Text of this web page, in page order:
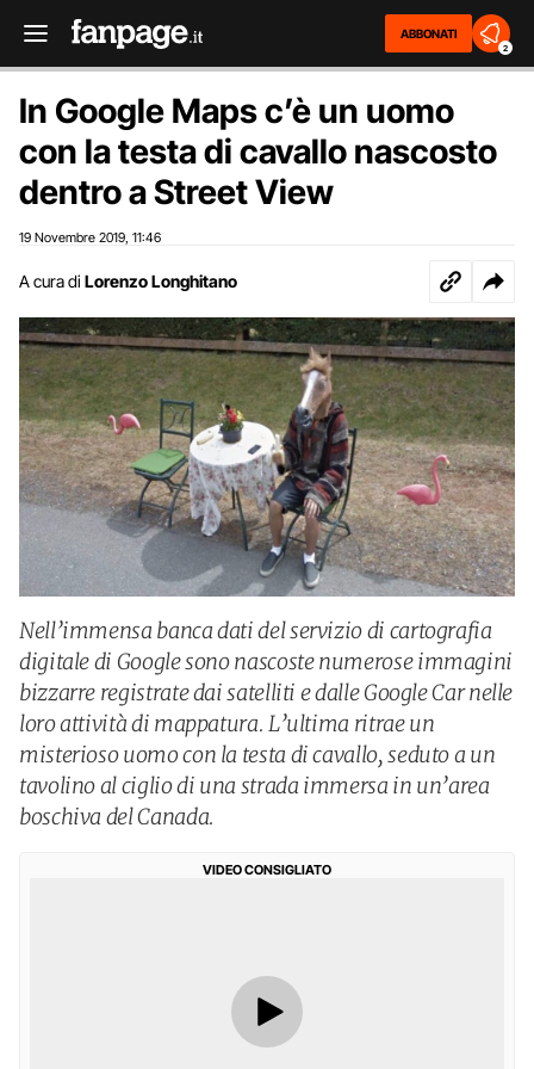
ABBONATI
2
In Google Maps c’è un uomo
con la testa di cavallo nascosto
dentro a Street View
19 Novembre 2019 11:46
A cura di Lorenzo Longhitano
Nell’immensa banca dati del servizio di cartografia
digitale di Google sono nascoste numerose immagini
bizzarre registrate dai satelliti e dalle Google Car nelle
loro attività di mappatura. L’ultima ritrae un
misterioso uomo con la testa di cavallo, seduto a un
tavolino al ciglio di una strada immersa in un’area
boschiva del Canada.
VIDEO CONSIGLIATO